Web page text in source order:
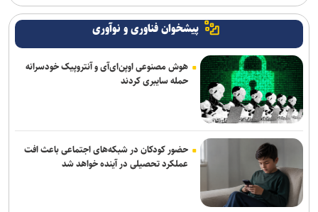
پیشخوان فناوری و نوآوری
هوش مصنوعی اوپن‌ای‌آی و آنتروپیک خودسرانه
حمله سایبری کردند
حضور کودکان در شبکه‌های اجتماعی باعث افت
عملکرد تحصیلی در آینده خواهد شد